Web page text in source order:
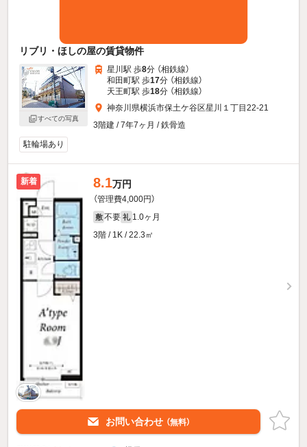
リブリ・ほしの屋の賃貸物件
すべての写真
星川駅 歩8分 （相鉄線）
和田町駅 歩17分 （相鉄線）
天王町駅 歩18分 （相鉄線）
神奈川県横浜市保土ケ谷区星川１丁目22-21
3階建 / 7年7ヶ月 / 鉄骨造
駐輪場あり
新着 8.1万円
（管理費4,000円）
敷 不要 礼 1.0ヶ月
3階 / 1K / 22.3㎡
お問い合わせ （無料）